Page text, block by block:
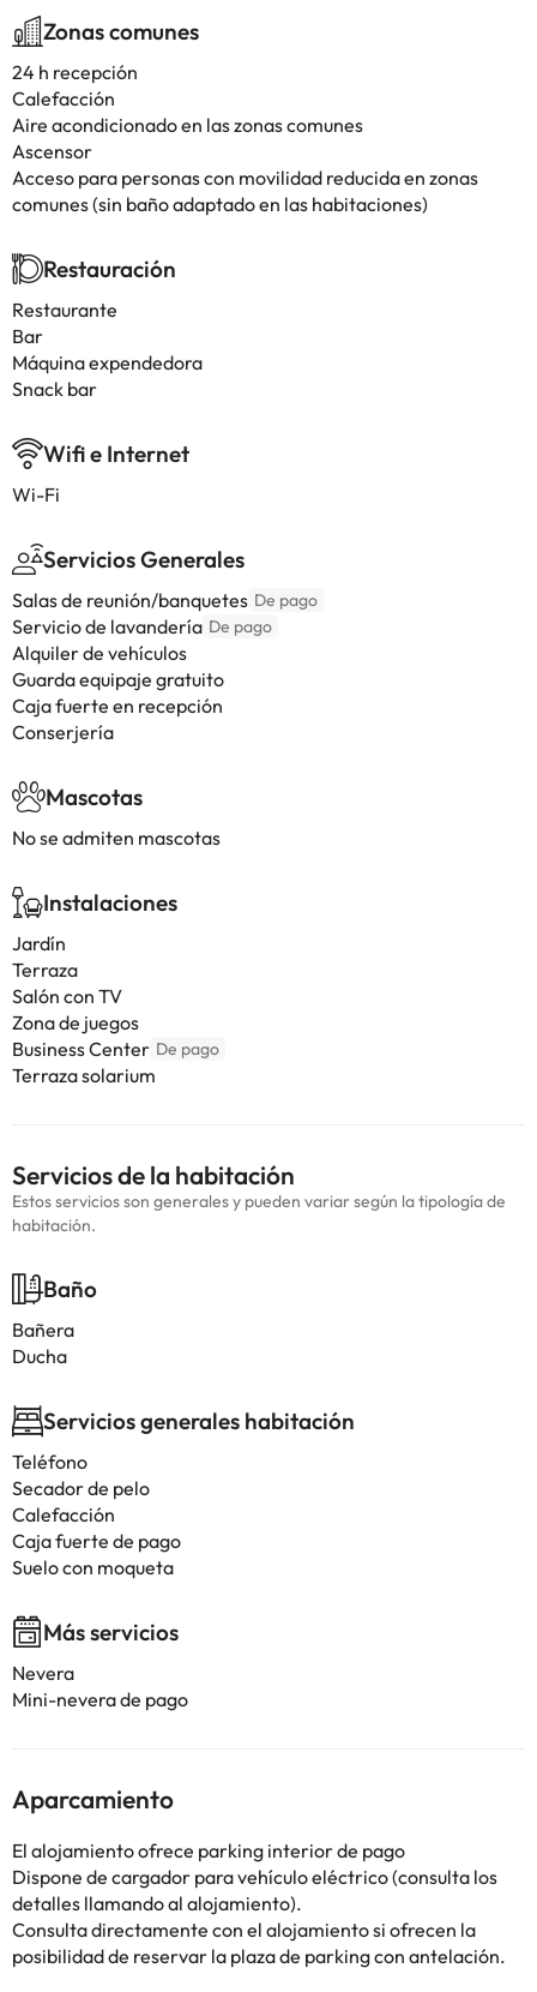
Zonas comunes
24 h recepción
Calefacción
Aire acondicionado en las zonas comunes
Ascensor
Acceso para personas con movilidad reducida en zonas
comunes (sin baño adaptado en las habitaciones)
Restauración
Restaurante
Bar
Máquina expendedora
Snack bar
Wifi e Internet
Wi-Fi
Servicios Generales
Salas de reunión/banquetes De pago
Servicio de lavandería De pago
Alquiler de vehículos
Guarda equipaje gratuito
Caja fuerte en recepción
Conserjería
Mascotas
No se admiten mascotas
Instalaciones
Jardín
Terraza
Salón con TV
Zona de juegos
Business Center De pago
Terraza solarium
Servicios de la habitación
Estos servicios son generales y pueden variar según la tipología de
habitación.
Baño
Bañera
Ducha
Servicios generales habitación
Teléfono
Secador de pelo
Calefacción
Caja fuerte de pago
Suelo con moqueta
Más servicios
Nevera
Mini-nevera de pago
Aparcamiento
El alojamiento ofrece parking interior de pago
Dispone de cargador para vehículo eléctrico (consulta los
detalles llamando al alojamiento).
Consulta directamente con el alojamiento si ofrecen la
posibilidad de reservar la plaza de parking con antelación.